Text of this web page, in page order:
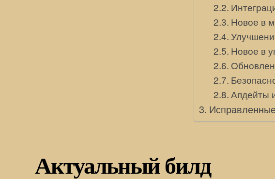
Новое в
Новое в
Апдейты
Актуальный билд